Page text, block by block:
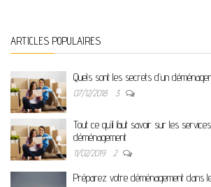
ARTICLES POPULAIRES
Quels sont les secrets d’un
07/12/2018 3
Tout ce qu’il faut savoir sur les
déménagement
11/02/2019 2
Préparez votre déménagement dans